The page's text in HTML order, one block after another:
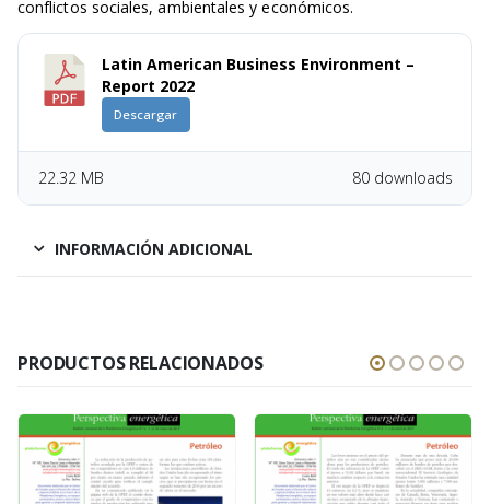
conflictos sociales, ambientales y económicos.
Latin American Business Environment –
Report 2022
Descargar
80 downloads
22.32 MB
INFORMACIÓN ADICIONAL
PRODUCTOS RELACIONADOS